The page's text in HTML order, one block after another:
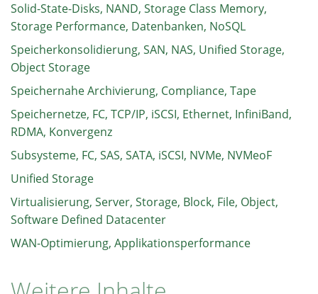
Solid-State-Disks, NAND, Storage Class Memory,
Storage Performance, Datenbanken, NoSQL
Speicherkonsolidierung, SAN, NAS, Unified Storage,
Object Storage
Speichernahe Archivierung, Compliance, Tape
Speichernetze, FC, TCP/IP, iSCSI, Ethernet, InfiniBand,
RDMA, Konvergenz
Subsysteme, FC, SAS, SATA, iSCSI, NVMe, NVMeoF
Unified Storage
Virtualisierung, Server, Storage, Block, File, Object,
Software Defined Datacenter
WAN-Optimierung, Applikationsperformance